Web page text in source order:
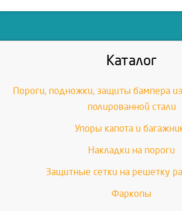
Каталог
Пороги, подножки, защиты бампера
полированной стали
Упоры капота и
Накладки на пороги
Защитные сетки на решетку
Фаркопы